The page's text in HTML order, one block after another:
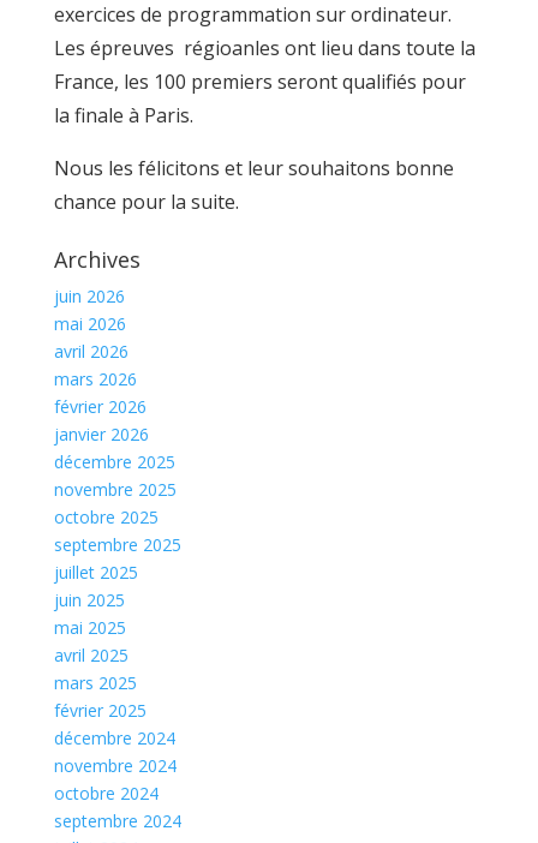
exercices de programmation sur ordinateur.
Les épreuves régioanles ont lieu dans toute la
France, les 100 premiers seront qualifiés pour
la finale à Paris.
Nous les félicitons et leur souhaitons bonne
chance pour la suite.
Archives
juin 2026
mai 2026
avril 2026
mars 2026
février 2026
janvier 2026
décembre 2025
novembre 2025
octobre 2025
septembre 2025
juillet 2025
juin 2025
mai 2025
avril 2025
mars 2025
février 2025
décembre 2024
novembre 2024
octobre 2024
septembre 2024